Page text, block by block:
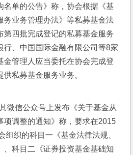
名单的公告》称，协会根据《基
务业务管理办法》等私募基金法
第四批完成登记的私募基金服务
行、中国国际金融有限公司等8家
金管理人应当委托在协会完成登
私募基金服务业务。
项调整的通知》称，要求在2015
组织的科目一《基金法律法规、
、科目二《证券投资基金基础知